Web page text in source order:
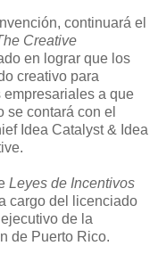
, continuará el
Creative
en lograr que los
creativo para
empresariales a que
se contará con el
Idea Catalyst & Idea
.
Leyes de Incentivos
cargo del
licenciado
ejecutivo de la
de Puerto Rico.